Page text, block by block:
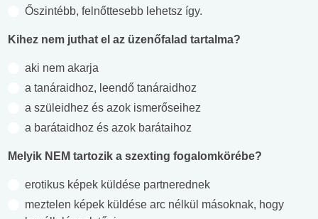
Őszintébb, felnőttesebb lehetsz így.
Kihez nem juthat el az üzenőfalad tartalma?
aki nem akarja
a tanáraidhoz, leendő tanáraidhoz
a szüleidhez és azok ismerőseihez
a barátaidhoz és azok barátaihoz
Melyik NEM tartozik a szexting fogalomkörébe?
erotikus képek küldése partnerednek
meztelen képek küldése arc nélkül másoknak, hogy